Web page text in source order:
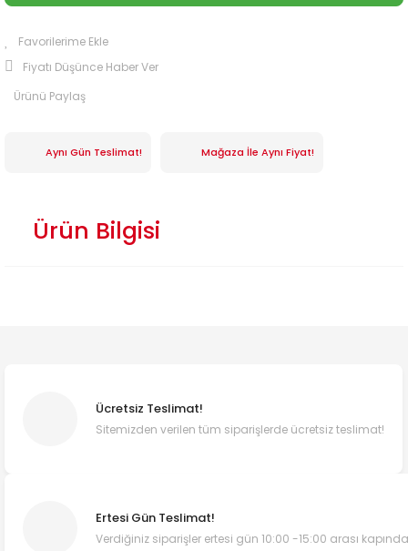
Fiyatı Düşünce Haber Ver
Ürünü Paylaş
Aynı Gün Teslimat! Mağaza İle Aynı Fiyat!
Ürün Bilgisi
Ücretsiz Teslimat!
Sitemizden verilen tüm siparişlerde ücretsiz teslimat!
Ertesi Gün Teslimat!
Verdiğiniz siparişler ertesi gün 10:00 -15:00 arası